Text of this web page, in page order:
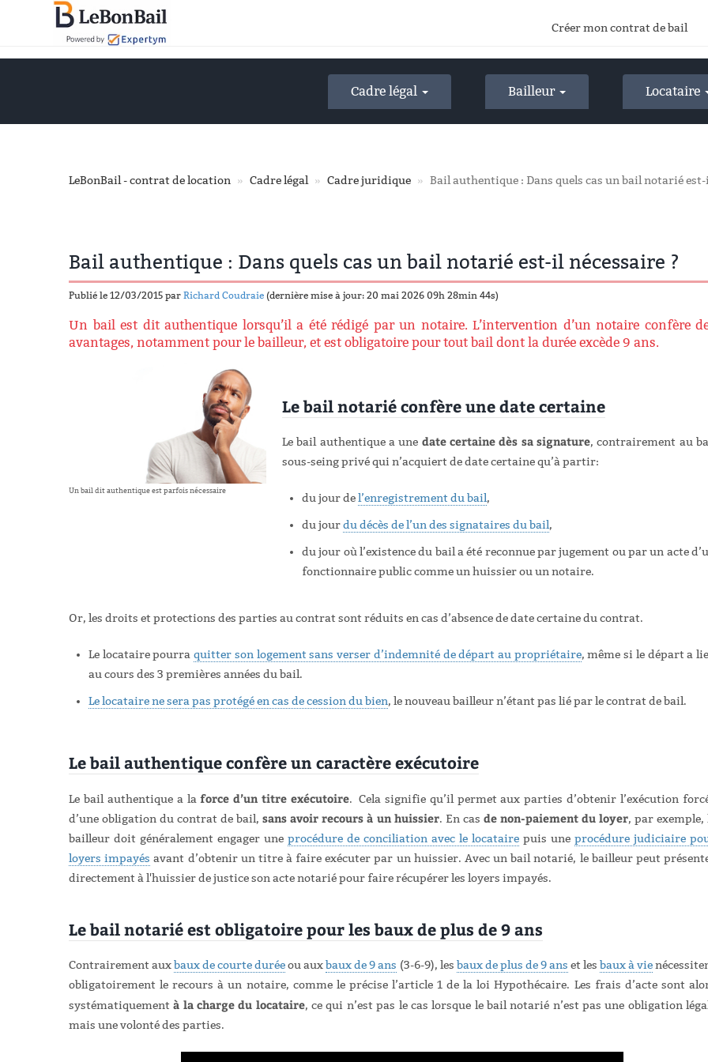
Créer mon contrat de bail
Cadre légal Bailleur Locataire
LeBonBail - contrat de location Cadre légal Cadre juridique Bail authentique : Dans quels cas un bail notarié est-
Bail authentique : Dans quels cas un bail notarié est-il nécessaire ?
Publié le 12/03/2015 par Richard Coudraie (dernière mise à jour: 20 mai 2026 09h 28min 44s)
Un bail est dit authentique lorsqu’il a été rédigé par un notaire. L’intervention d’un notaire confère
avantages, notamment pour le bailleur, et est obligatoire pour tout bail dont la durée excède 9 ans.
Un bail dit authentique est parfois nécessaire
Le bail notarié confère une date certaine
Le bail authentique a une date certaine dès sa signature, contrairement au
sous-seing privé qui n’acquiert de date certaine qu’à partir:
du jour del’enregistrement du bail,
du jourdu décès de l’un des signataires du bail,
du jour où l’existence du bail a été reconnue par jugement ou par un acte
fonctionnaire public comme un huissier ou un notaire.
Or, les droits et protections des parties au contrat sont réduits en cas d’absence de date certaine du contrat.
Le locataire pourraquitter son logement sans verser d’indemnité de départ au propriétaire, même si le départ a
au cours des 3 premières années du bail.
Le locataire ne sera pas protégé en cas de cession du bien, le nouveau bailleur n’étant pas lié par le contrat de bail.
Le bail authentique confère un caractère exécutoire
Le bail authentique a laforce d’un titre exécutoire. Cela signifie qu’il permet aux parties d’obtenir l’exécution
d’une obligation du contrat de bail,sans avoir recours à un huissier. En cas de non-paiement du loyer, par exemple,
bailleur doit généralement engager une procédure de conciliation avec le locataire puis une procédure judiciaire
loyers impayés avant d’obtenir un titre à faire exécuter par un huissier. Avec un bail notarié, le bailleur peut
directement à l'huissier de justice son acte notarié pour faire récupérer les loyers impayés.
Le bail notarié est obligatoire pour les baux de plus de 9 ans
Contrairement auxbaux de courte duréeou auxbaux de 9 ans (3-6-9), les baux de plus de 9 ans et les baux à vie
obligatoirement le recours à un notaire, comme le précise l’article 1 de la loi Hypothécaire. Les frais d’acte sont
systématiquementà la charge du locataire, ce qui n’est pas le cas lorsque le bail notarié n’est pas une obligation
mais une volonté des parties.